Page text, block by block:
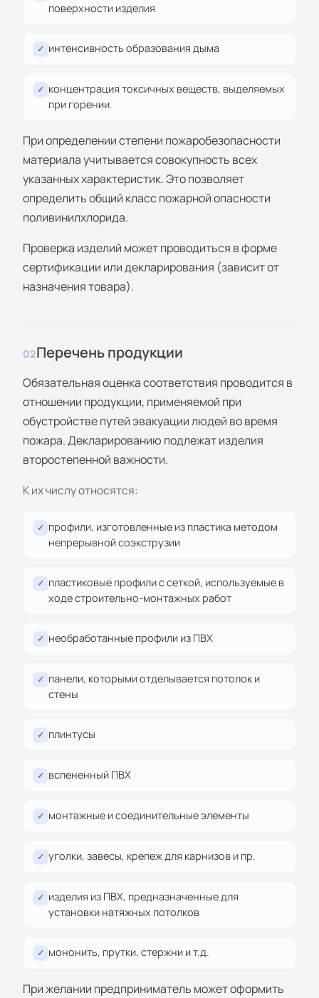
поверхности изделия
✓ интенсивность образования дыма
✓ концентрация токсичных веществ, выделяемых
при горении.
При определении степени пожаробезопасности
материала учитывается совокупность всех
указанных характеристик. Это позволяет
определить общий класс пожарной опасности
поливинилхлорида.
Проверка изделий может проводиться в форме
сертификации или декларирования (зависит от
назначения товара).
02Перечень продукции
Обязательная оценка соответствия проводится в
отношении продукции, применяемой при
обустройстве путей эвакуации людей во время
пожара. Декларированию подлежат изделия
второстепенной важности.
К их числу относятся:
✓ профили, изготовленные из пластика методом
непрерывной соэкструзии
✓ пластиковые профили с сеткой, используемые в
ходе строительно-монтажных работ
✓ необработанные профили из ПВХ
✓ панели, которыми отделывается потолок и
стены
✓ плинтусы
✓ вспененный ПВХ
✓ монтажные и соединительные элементы
✓ уголки, завесы, крепеж для карнизов и пр.
✓ изделия из ПВХ, предназначенные для
установки натяжных потолков
✓ мононить, прутки, стержни и т.д.
При желании предприниматель может оформить